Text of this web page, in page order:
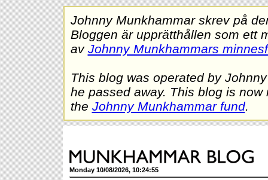
Johnny Munkhammar skrev på
Bloggen är upprätthållen som ett
av Johnny Munkhammars
This blog was operated by
he passed away. This blog is
the Johnny Munkhammar fund.
Monday 10/08/2026, 10:24:55